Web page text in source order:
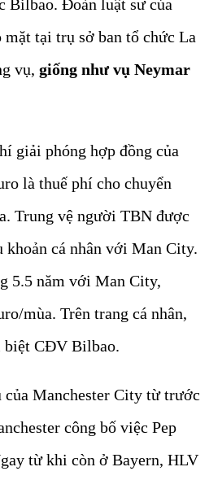
Bilbao. Đoàn luật sư của
tại trụ sở ban tổ chức La
vụ, giống như vụ Neymar
giải phóng hợp đồng của
là thuế phí cho chuyển
Trung vệ người TBN được
khoản cá nhân với Man City.
5.5 năm với Man City,
mùa. Trên trang cá nhân,
biệt CĐV Bilbao.
của Manchester City từ trước
công bố việc Pep
từ khi còn ở Bayern, HLV